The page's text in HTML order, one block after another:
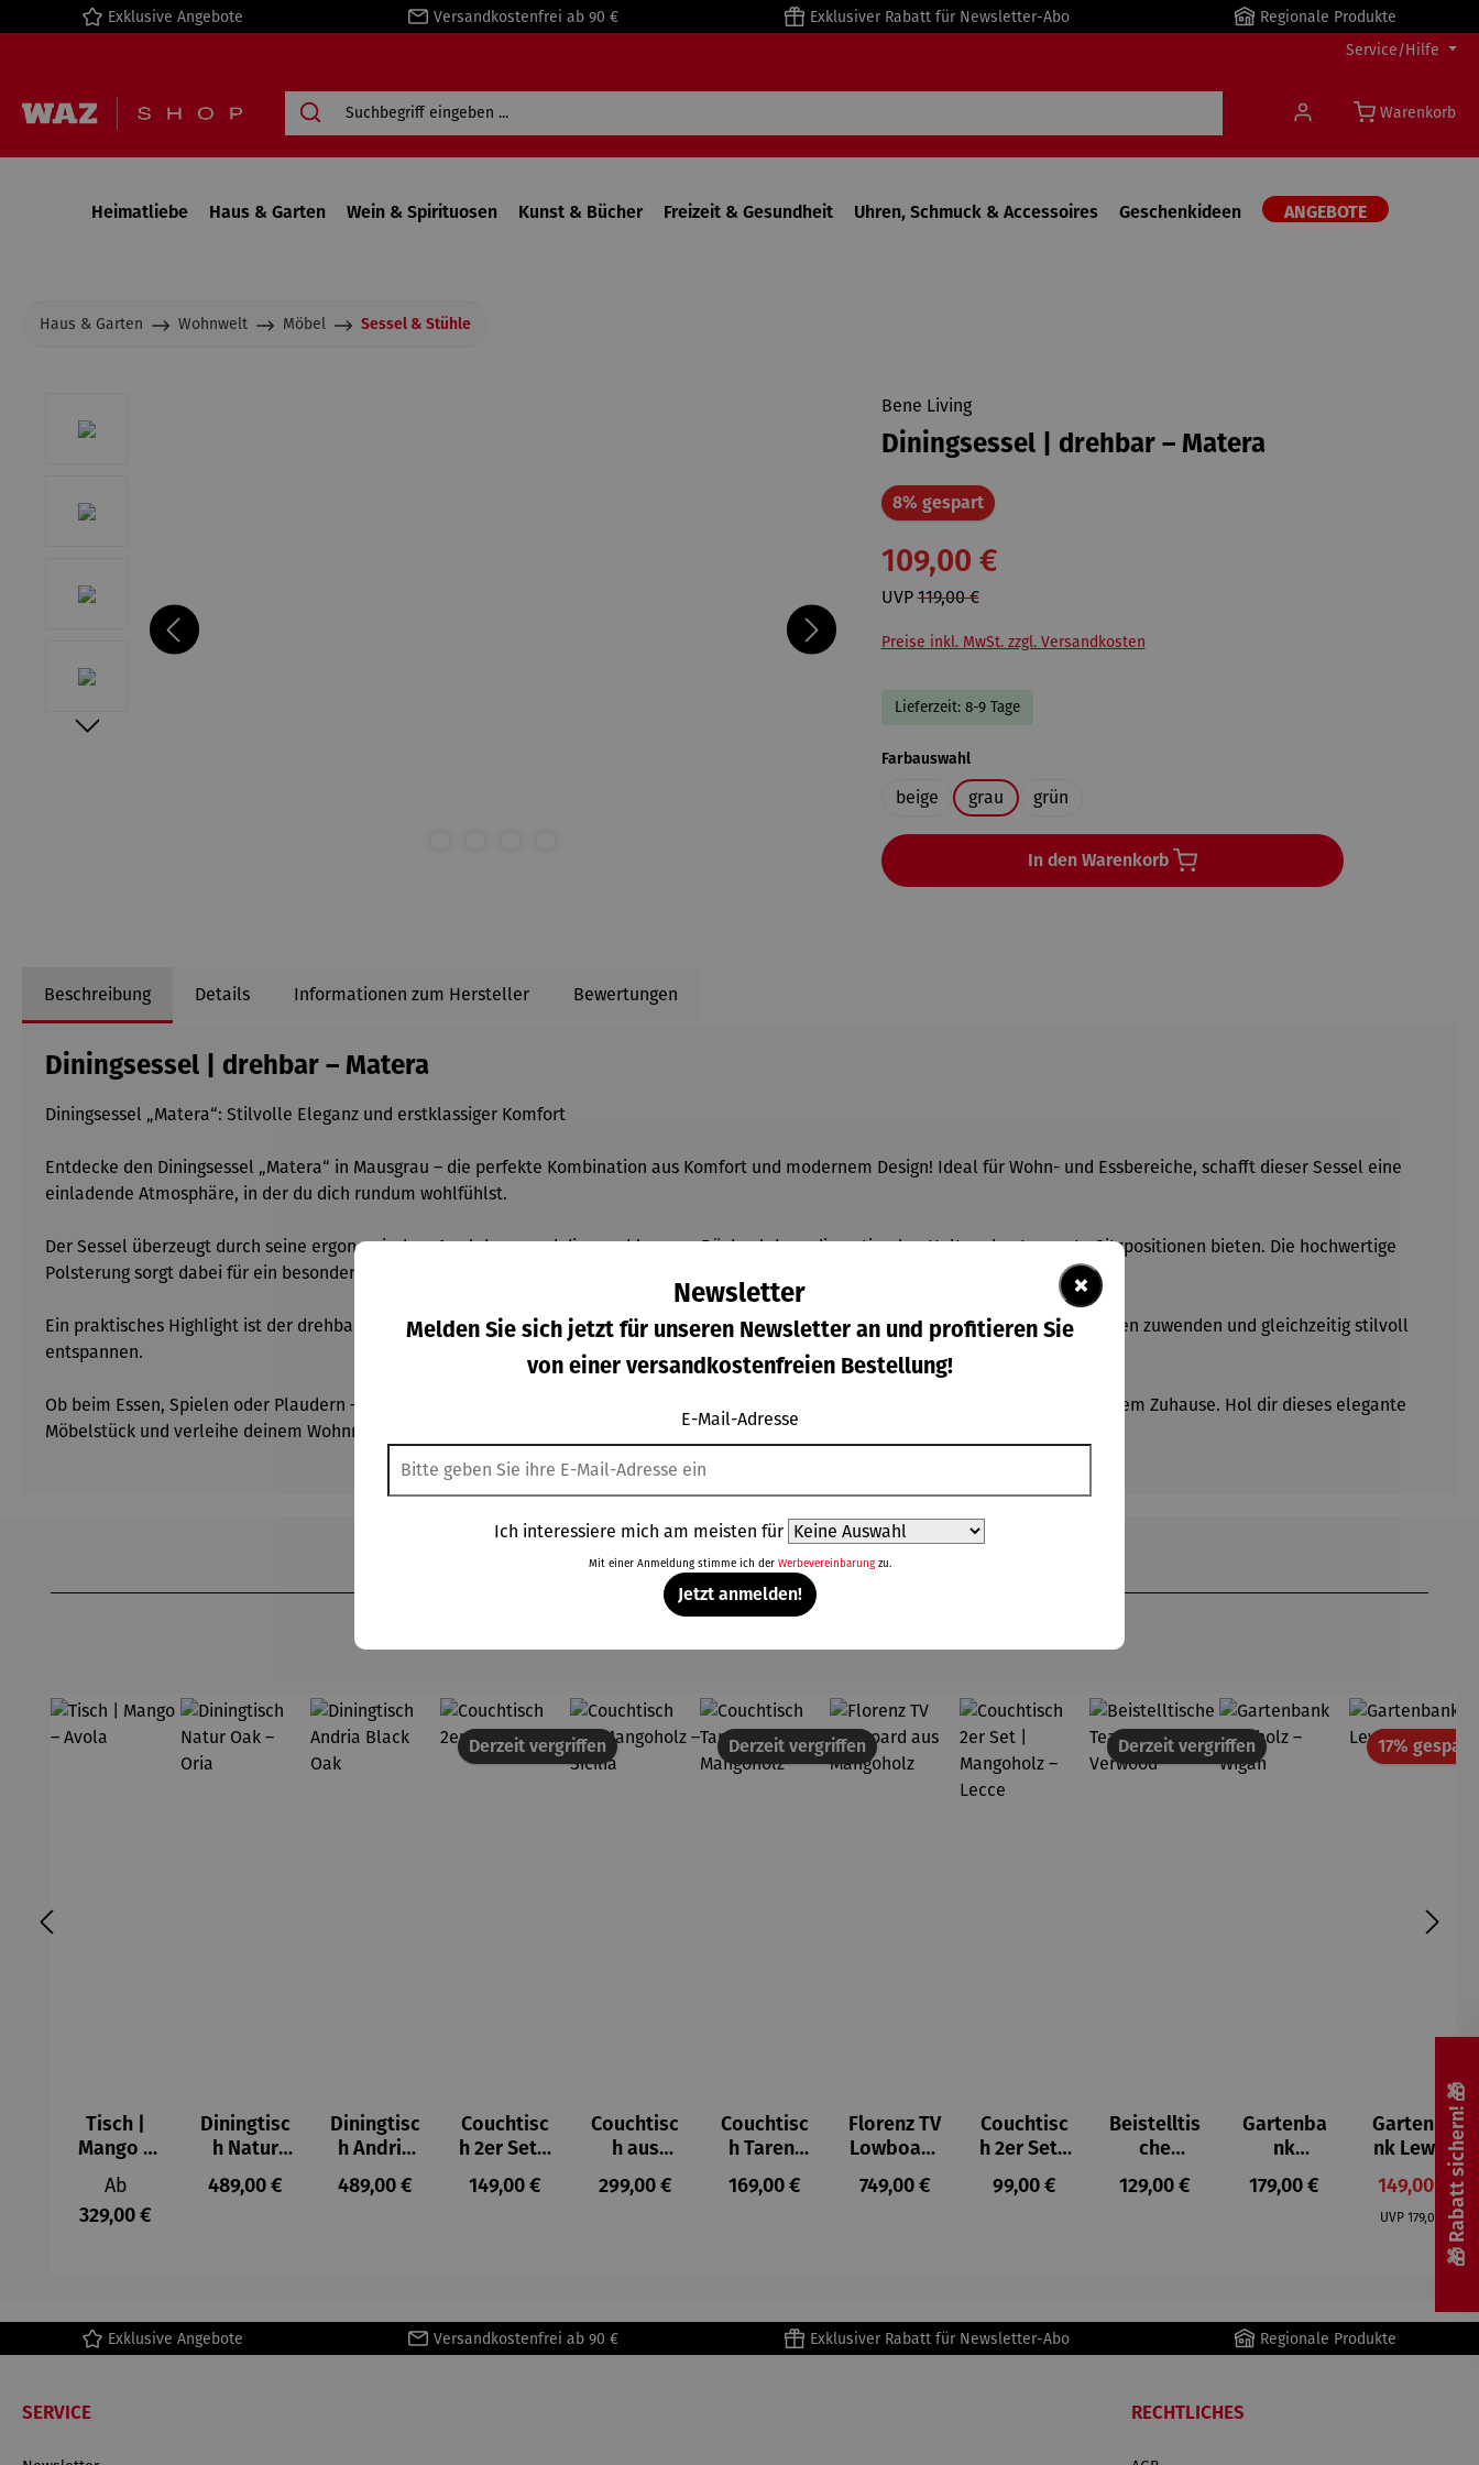
Zur Hauptnavigation springen
Exklusive Angebote Versandkostenfrei ab 90 € Exklusiver Rabatt für Newsletter-Abo
Regionale Produkte
Service/Hilfe
Warenkorb
Heimatliebe Haus & Garten Wein & Spirituosen Kunst & Bücher Freizeit & Gesundheit Uhren, Schmuck & Accessoires Geschenkideen ANGEBOTE
Haus & Garten Wohnwelt Möbel Sessel & Stühle
Bene Living
Diningsessel | drehbar – Matera
8% gespartRabatt
109,00 €
UVP119,00 €
Preise inkl. MwSt. zzgl. Versandkosten
Lieferzeit: 8-9 Tage
Farbauswahlauswählen
beige grau grün
In den Warenkorb
Beschreibung Details Informationen zum Hersteller Bewertungen
Diningsessel | drehbar – Matera
Diningsessel „Matera“: Stilvolle Eleganz und erstklassiger Komfort
Entdecke den Diningsessel „Matera“ in Mausgrau – die perfekte Kombination aus Komfort und modernem Design! Ideal für Wohn- und Essbereiche, schafft dieser Sessel eine
einladende Atmosphäre, in der du dich rundum wohlfühlst.
Der Sessel überzeugt durch seine ergonomischen Armlehnen und die geschlossene Rückenlehne, die optimalen Halt und entspannte Sitzpositionen bieten. Die hochwertige
Polsterung sorgt dabei für ein besonders angenehmes Sitzgefühl – perfekt für lange Dinnerabende oder gesellige Runden.
Ein praktisches Highlight ist der drehbare Sitz, der Flexibilität und Bewegungsfreiheit ermöglicht. So kannst du dich mühelos deinen Gästen zuwenden und gleichzeitig stilvoll
entspannen.
Ob beim Essen, Spielen oder Plaudern – der Diningsessel „Matera“ passt sich jeder Situation an und wird garantiert zum Blickfang in deinem Zuhause. Hol dir dieses elegante
Möbelstück und verleihe deinem Wohnraum einen Hauch von Luxus und Gemütlichkeit!
Tisch |
Mango –
Avola
Regulärer Preis:
Ab
329,00 €
Diningtisc
h Natur
Oak – Oria
Regulärer Preis:
489,00 €
Diningtisc
h Andria
Black Oak
Regulärer Preis:
489,00 €
Derzeit vergriffen
Couchtisc
h 2er Set –
Fermo
Regulärer Preis:
149,00 €
Couchtisc
h aus
Mangohol
z – Sicilia
Regulärer Preis:
299,00 €
Derzeit vergriffen
Couchtisc
h Tarent
aus
Mangohol
Regulärer Preis:
169,00 €
Florenz TV
Lowboard
aus
Mangohol
Regulärer Preis:
749,00 €
Couchtisc
h 2er Set |
Mangohol
z – Lecce
Regulärer Preis:
99,00 €
Derzeit vergriffen
Beistelltis
che
Teakholz –
Verwood
Regulärer Preis:
129,00 €
Gartenba
nk
Teakholz –
Wigan
Regulärer Preis:
179,00 €
17% gespart
Gartenba
nk Lewes
Teak
149,00 €
UVP Regulärer
179,00 €
Exklusive Angebote Versandkostenfrei ab 90 € Exklusiver Rabatt für Newsletter-Abo Regionale Produkte
SERVICE RECHTLICHES
🎁 Rabatt sichern! 🎁
×
Newsletter
Melden Sie sich jetzt für unseren Newsletter an und profitieren Sie
von einer versandkostenfreien Bestellung!
E-Mail-Adresse
Ich interessiere mich am meisten für
Mit einer Anmeldung stimme ich der Werbevereinbarungzu.
Jetzt anmelden!